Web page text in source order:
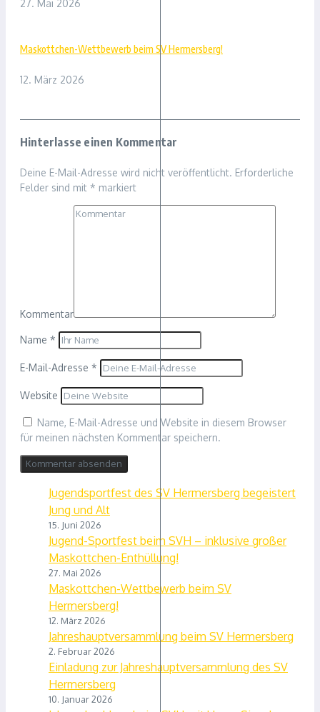
27. Mai 2026
Maskottchen-Wettbewerb beim SV Hermersberg!
12. März 2026
Hinterlasse einen Kommentar
Deine E-Mail-Adresse wird nicht veröffentlicht. Erforderliche
Felder sind mit * markiert
Kommentar
Name *
E-Mail-Adresse *
Website
Name, E-Mail-Adresse und Website in diesem Browser
für meinen nächsten Kommentar speichern.
Jugendsportfest des SV Hermersberg begeistert
Jung und Alt
15. Juni 2026
Jugend-Sportfest beim SVH – inklusive großer
Maskottchen-Enthüllung!
27. Mai 2026
Maskottchen-Wettbewerb beim SV
Hermersberg!
12. März 2026
Jahreshauptversammlung beim SV Hermersberg
2. Februar 2026
Einladung zur Jahreshauptversammlung des SV
Hermersberg
10. Januar 2026